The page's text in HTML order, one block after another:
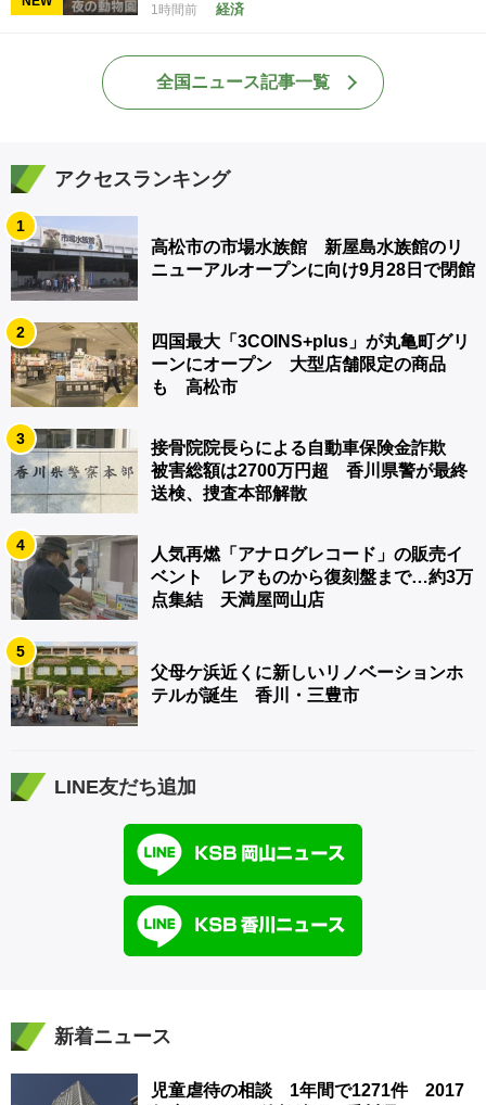
1時間前 経済
全国ニュース記事一覧
アクセスランキング
1
高松市の市場水族館 新屋島水族館のリ
ニューアルオープンに向け9月28日で閉館
2
四国最大「3COINS+plus」が丸亀町グリ
ーンにオープン 大型店舗限定の商品
も 高松市
3
接骨院院長らによる自動車保険金詐欺
被害総額は2700万円超 香川県警が最終
送検、捜査本部解散
4
人気再燃「アナログレコード」の販売イ
ベント レアものから復刻盤まで…約3万
点集結 天満屋岡山店
5
父母ケ浜近くに新しいリノベーションホ
テルが誕生 香川・三豊市
LINE友だち追加
新着ニュース
児童虐待の相談 1年間で1271件 2017